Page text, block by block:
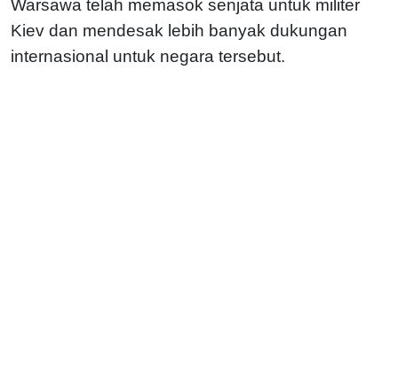
Warsawa telah memasok senjata untuk militer
Kiev dan mendesak lebih banyak dukungan
internasional untuk negara tersebut.